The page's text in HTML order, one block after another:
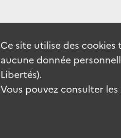
Ce site utilise des cookies
aucune donnée
Libertés).
Vous pouvez consulter